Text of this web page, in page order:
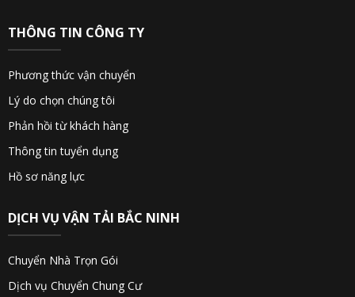
THÔNG TIN CÔNG TY
Phương thức vận chuyển
Lý do chọn chúng tôi
Phản hồi từ khách hàng
Thông tin tuyển dụng
Hồ sơ năng lực
DỊCH VỤ VẬN TẢI BẮC NINH
Chuyển Nhà Trọn Gói
Dịch vụ Chuyển Chung Cư